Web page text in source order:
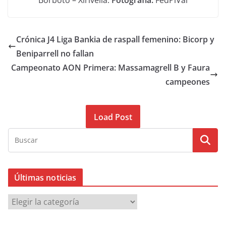
Crónica J4 Liga Bankia de raspall femenino: Bicorp y
Beniparrell no fallan
Campeonato AON Primera: Massamagrell B y Faura
campeones
Load Post
Últimas noticias
Ú
l